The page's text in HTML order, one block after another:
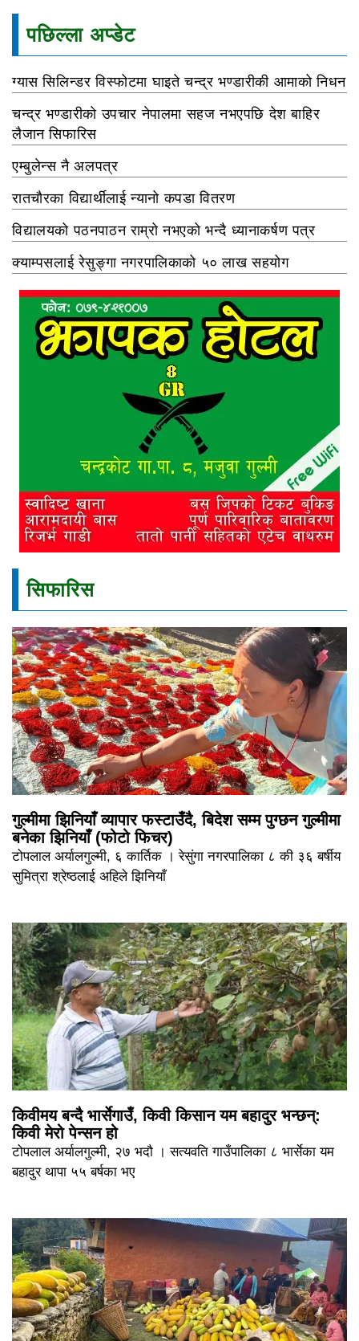
पछिल्ला अप्डेट
ग्यास सिलिन्डर विस्फोटमा घाइते चन्द्र भण्डारीकी आमाको निधन
चन्द्र भण्डारीको उपचार नेपालमा सहज नभएपछि देश बाहिर
लैजान सिफारिस
एम्बुलेन्स नै अलपत्र
रातचौरका विद्यार्थीलाई न्यानो कपडा वितरण
विद्यालयको पठनपाठन राम्रो नभएको भन्दै ध्यानाकर्षण पत्र
क्याम्पसलाई रेसुङ्गा नगरपालिकाको ५० लाख सहयोग
सिफारिस
गुल्मीमा झिनियाँ व्यापार फस्टाउँदै, बिदेश सम्म पुग्छन गुल्मीमा
बनेका झिनियाँ (फोटो फिचर)
टोपलाल अर्यालगुल्मी, ६ कार्तिक । रेसुंगा नगरपालिका ८ की ३६ बर्षीय
सुमित्रा श्रेष्ठलाई अहिले झिनियाँ
किवीमय बन्दै भार्सेगाउँ, किवी किसान यम बहादुर भन्छन्:
किवी मेरो पेन्सन हो
टोपलाल अर्यालगुल्मी, २७ भदौ । सत्यवति गाउँपालिका ८ भार्सेका यम
बहादुर थापा ५५ बर्षका भए